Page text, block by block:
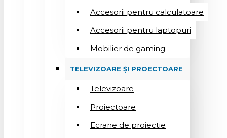
Accesorii pentru calculatoare
Accesorii pentru laptopuri
Mobilier de gaming
TELEVIZOARE ȘI PROECTOARE
Televizoare
Proiectoare
Ecrane de proiectie